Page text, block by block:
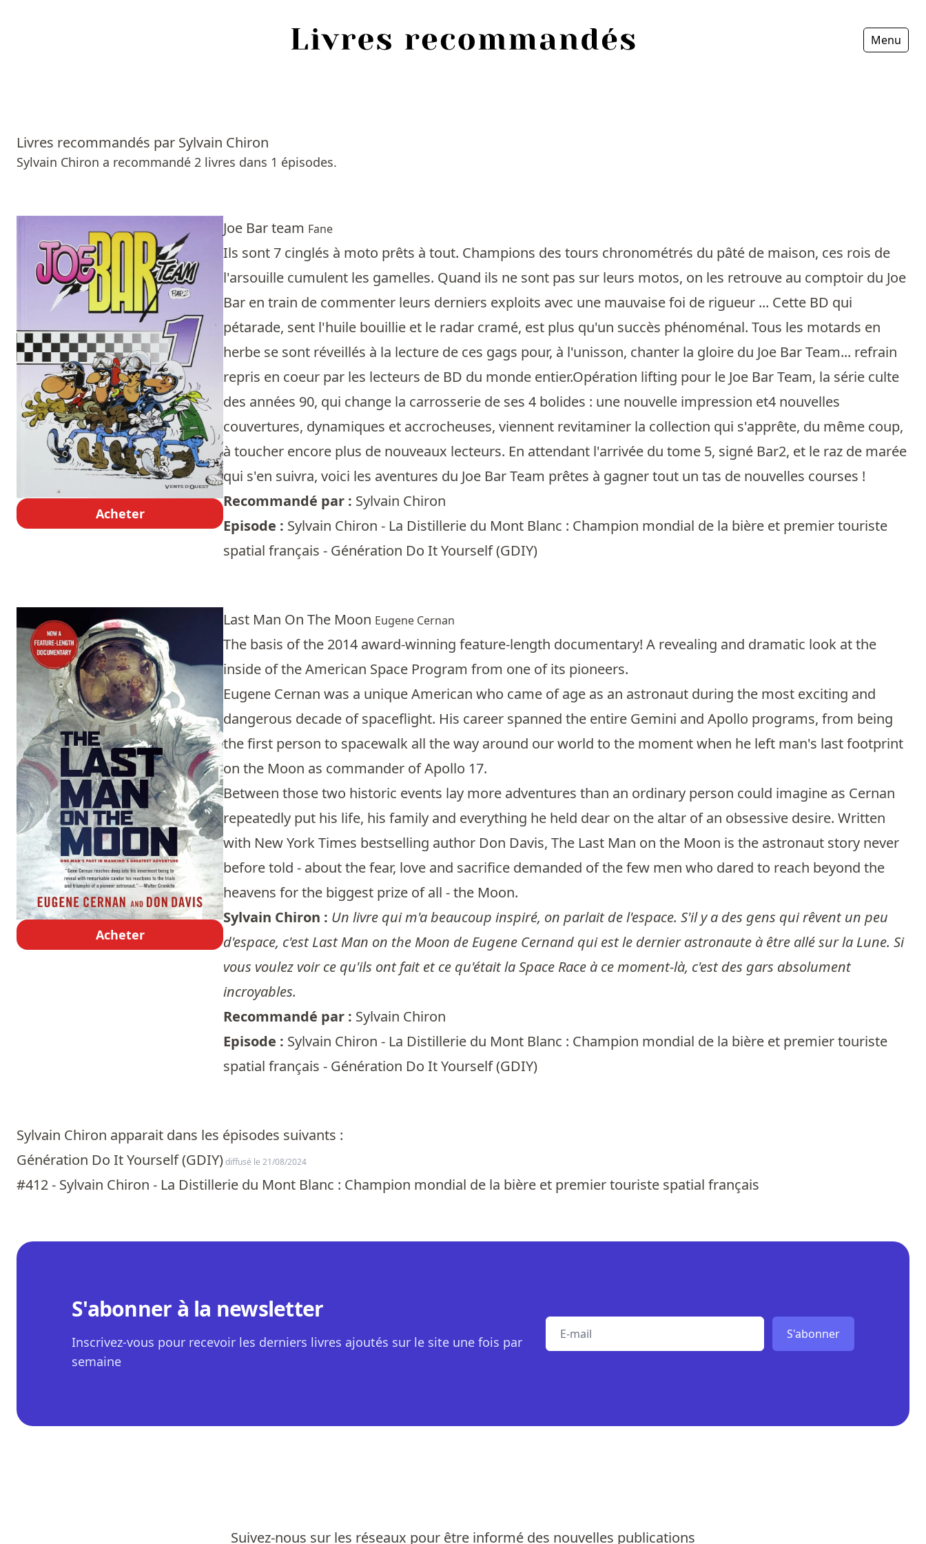
Menu
Livres recommandés par Sylvain Chiron
Sylvain Chiron a recommandé 2 livres dans 1 épisodes.
Acheter
Joe Bar team Fane
Ils sont 7 cinglés à moto prêts à tout. Champions des tours chronométrés du pâté de maison, ces rois de
l'arsouille cumulent les gamelles. Quand ils ne sont pas sur leurs motos, on les retrouve au comptoir du Joe
Bar en train de commenter leurs derniers exploits avec une mauvaise foi de rigueur ... Cette BD qui
pétarade, sent l'huile bouillie et le radar cramé, est plus qu'un succès phénoménal. Tous les motards en
herbe se sont réveillés à la lecture de ces gags pour, à l'unisson, chanter la gloire du Joe Bar Team... refrain
repris en coeur par les lecteurs de BD du monde entier.Opération lifting pour le Joe Bar Team, la série culte
des années 90, qui change la carrosserie de ses 4 bolides : une nouvelle impression et4 nouvelles
couvertures, dynamiques et accrocheuses, viennent revitaminer la collection qui s'apprête, du même coup,
à toucher encore plus de nouveaux lecteurs. En attendant l'arrivée du tome 5, signé Bar2, et le raz de marée
qui s'en suivra, voici les aventures du Joe Bar Team prêtes à gagner tout un tas de nouvelles courses !
Recommandé par : Sylvain Chiron
Episode : Sylvain Chiron - La Distillerie du Mont Blanc : Champion mondial de la bière et premier touriste
spatial français - Génération Do It Yourself (GDIY)
Acheter
Last Man On The Moon Eugene Cernan
The basis of the 2014 award-winning feature-length documentary! A revealing and dramatic look at the
inside of the American Space Program from one of its pioneers.
Eugene Cernan was a unique American who came of age as an astronaut during the most exciting and
dangerous decade of spaceflight. His career spanned the entire Gemini and Apollo programs, from being
the first person to spacewalk all the way around our world to the moment when he left man's last footprint
on the Moon as commander of Apollo 17.
Between those two historic events lay more adventures than an ordinary person could imagine as Cernan
repeatedly put his life, his family and everything he held dear on the altar of an obsessive desire. Written
with New York Times bestselling author Don Davis, The Last Man on the Moon is the astronaut story never
before told - about the fear, love and sacrifice demanded of the few men who dared to reach beyond the
heavens for the biggest prize of all - the Moon.
Sylvain Chiron : Un livre qui m'a beaucoup inspiré, on parlait de l'espace. S'il y a des gens qui rêvent un peu
d'espace, c'est Last Man on the Moon de Eugene Cernand qui est le dernier astronaute à être allé sur la Lune. Si
vous voulez voir ce qu'ils ont fait et ce qu'était la Space Race à ce moment-là, c'est des gars absolument
incroyables.
Recommandé par : Sylvain Chiron
Episode : Sylvain Chiron - La Distillerie du Mont Blanc : Champion mondial de la bière et premier touriste
spatial français - Génération Do It Yourself (GDIY)
Sylvain Chiron apparait dans les épisodes suivants :
Génération Do It Yourself (GDIY)diffusé le 21/08/2024
#412 - Sylvain Chiron - La Distillerie du Mont Blanc : Champion mondial de la bière et premier touriste spatial français
S'abonner à la newsletter
Inscrivez-vous pour recevoir les derniers livres ajoutés sur le site une fois par
semaine
E-mail S'abonner
Sources
Livres
Livres les plus recommandés
Prix littéraires
Suivez-nous sur les réseaux pour être informé des nouvelles publications